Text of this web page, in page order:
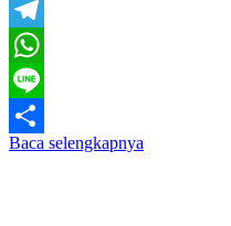
Email
Telegram
WhatsApp
Line
Share
Baca selengkapnya